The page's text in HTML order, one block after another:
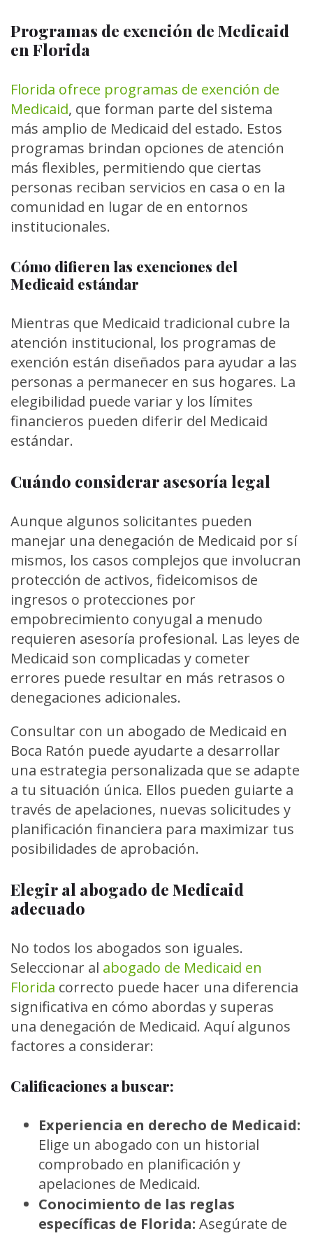
Programas de exención de Medicaid
en Florida
Florida ofrece programas de exención de
Medicaid, que forman parte del sistema
más amplio de Medicaid del estado. Estos
programas brindan opciones de atención
más flexibles, permitiendo que ciertas
personas reciban servicios en casa o en la
comunidad en lugar de en entornos
institucionales.
Cómo difieren las exenciones del
Medicaid estándar
Mientras que Medicaid tradicional cubre la
atención institucional, los programas de
exención están diseñados para ayudar a las
personas a permanecer en sus hogares. La
elegibilidad puede variar y los límites
financieros pueden diferir del Medicaid
estándar.
Cuándo considerar asesoría legal
Aunque algunos solicitantes pueden
manejar una denegación de Medicaid por sí
mismos, los casos complejos que involucran
protección de activos, fideicomisos de
ingresos o protecciones por
empobrecimiento conyugal a menudo
requieren asesoría profesional. Las leyes de
Medicaid son complicadas y cometer
errores puede resultar en más retrasos o
denegaciones adicionales.
Consultar con un abogado de Medicaid en
Boca Ratón puede ayudarte a desarrollar
una estrategia personalizada que se adapte
a tu situación única. Ellos pueden guiarte a
través de apelaciones, nuevas solicitudes y
planificación financiera para maximizar tus
posibilidades de aprobación.
Elegir al abogado de Medicaid
adecuado
No todos los abogados son iguales.
Seleccionar al abogado de Medicaid en
Florida correcto puede hacer una diferencia
significativa en cómo abordas y superas
una denegación de Medicaid. Aquí algunos
factores a considerar:
Calificaciones a buscar:
Experiencia en derecho de Medicaid:
Elige un abogado con un historial
comprobado en planificación y
apelaciones de Medicaid.
Conocimiento de las reglas
específicas de Florida: Asegúrate de